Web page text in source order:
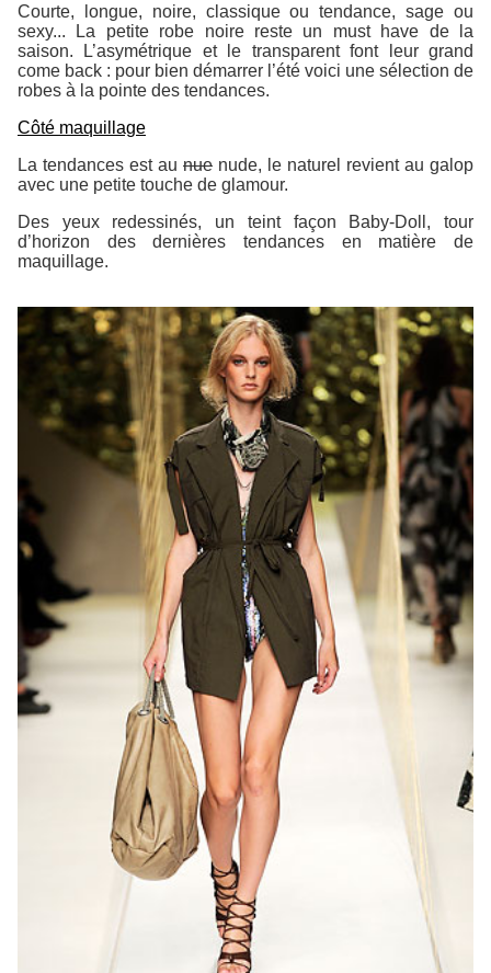
Courte, longue, noire, classique ou tendance, sage ou
sexy... La petite robe noire reste un must have de la
saison. L’asymétrique et le transparent font leur grand
come back : pour bien démarrer l’été voici une sélection de
robes à la pointe des tendances.
Côté maquillage
La tendances est au nue nude, le naturel revient au galop
avec une petite touche de glamour.
Des yeux redessinés, un teint façon Baby-Doll, tour
d’horizon des dernières tendances en matière de
maquillage.